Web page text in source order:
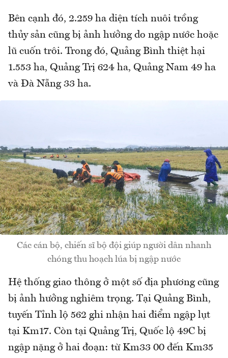
Bên cạnh đó, 2.259 ha diện tích nuôi trồng
thủy sản cũng bị ảnh hưởng do ngập nước hoặc
lũ cuốn trôi. Trong đó, Quảng Bình thiệt hại
1.553 ha, Quảng Trị 624 ha, Quảng Nam 49 ha
và Đà Nẵng 33 ha.
Các cán bộ, chiến sĩ bộ đội giúp người dân nhanh
chóng thu hoạch lúa bị ngập nước
Hệ thống giao thông ở một số địa phương cũng
bị ảnh hưởng nghiêm trọng. Tại Quảng Bình,
tuyến Tỉnh lộ 562 ghi nhận hai điểm ngập lụt
tại Km17. Còn tại Quảng Trị, Quốc lộ 49C bị
ngập nặng ở hai đoạn: từ Km33 00 đến Km35